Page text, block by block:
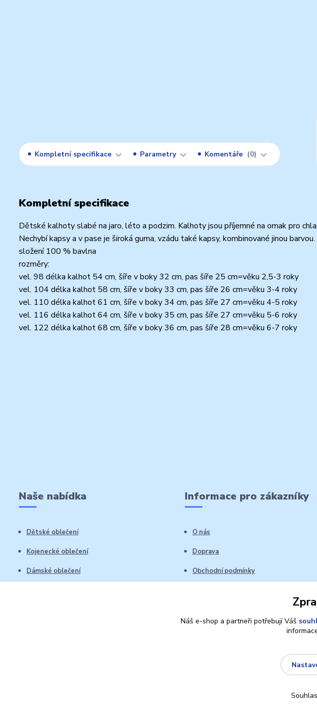
Kompletní specifikace Parametry Komentáře 0
Kompletní specifikace
Dětské kalhoty slabé na jaro, léto a podzim. Kalhoty jsou příjemné na omak pro
Nechybí kapsy a v pase je široká guma, vzádu také kapsy, kombinované jinou
složení 100 % bavlna
rozměry:
vel. 98 délka kalhot 54 cm, šíře v boky 32 cm, pas šíře 25 cm=věku 2,5-3 roky
vel. 104 délka kalhot 58 cm, šíře v boky 33 cm, pas šíře 26 cm=věku 3-4 roky
vel. 110 délka kalhot 61 cm, šíře v boky 34 cm, pas šíře 27 cm=věku 4-5 roky
vel. 116 délka kalhot 64 cm, šíře v boky 35 cm, pas šíře 27 cm=věku 5-6 roky
vel. 122 délka kalhot 68 cm, šíře v boky 36 cm, pas šíře 28 cm=věku 6-7 roky
Naše nabídka
Dětské oblečení
Kojenecké oblečení
Dámské oblečení
Informace pro zákazníky
O nás
Doprava
Obchodní podmínky
Náš e-shop a partneři potřebují Váš